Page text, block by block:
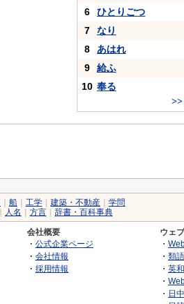
6
ひとりごつ
7
なり
8
あはれ
9
給ふ
10 奉る
>>
船 工学 建築・不動産
学問
人名 方言 辞書・百科事典
会社概要
・ 公式企業ページ
・ 会社情報
・ 採用情報
ウェ
・
・ 類
・ 英
・
・ 日